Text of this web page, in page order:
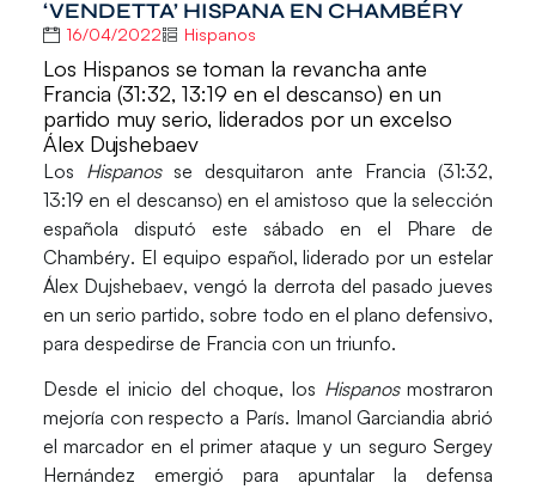
‘VENDETTA’ HISPANA EN CHAMBÉRY
16/04/2022 Hispanos
Los Hispanos se toman la revancha ante
Francia (31:32, 13:19 en el descanso) en un
partido muy serio, liderados por un excelso
Álex Dujshebaev
Los Hispanos se desquitaron ante Francia (31:32,
13:19 en el descanso) en el amistoso que la selección
española disputó este sábado en el Phare de
Chambéry. El equipo español, liderado por un estelar
Álex Dujshebaev, vengó la derrota del pasado jueves
en un serio partido, sobre todo en el plano defensivo,
para despedirse de Francia con un triunfo.
Desde el inicio del choque, los Hispanosmostraron
mejoría con respecto a París. Imanol Garciandia abrió
el marcador en el primer ataque y un seguroSergey
Hernández emergió para apuntalar la defensa